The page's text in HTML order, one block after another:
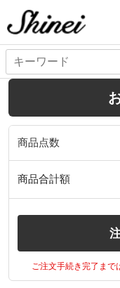
商品点数
商品合計額
ご注文手続き完了まで